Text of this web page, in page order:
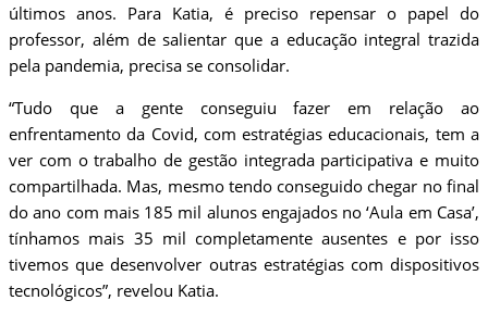
últimos anos. Para Katia, é preciso repensar o papel do
professor, além de salientar que a educação integral trazida
pela pandemia, precisa se consolidar.
“Tudo que a gente conseguiu fazer em relação ao
enfrentamento da Covid, com estratégias educacionais, tem a
ver com o trabalho de gestão integrada participativa e muito
compartilhada. Mas, mesmo tendo conseguido chegar no final
do ano com mais 185 mil alunos engajados no ‘Aula em Casa’,
tínhamos mais 35 mil completamente ausentes e por isso
tivemos que desenvolver outras estratégias com dispositivos
tecnológicos”, revelou Katia.